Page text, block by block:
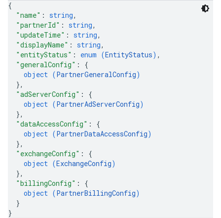
{
"name" : string,
"partnerId" : string,
"updateTime" : string,
"displayName" : string,
"entityStatus" : enum (EntityStatus) ,
"generalConfig" : {
object (PartnerGeneralConfig)
},
"adServerConfig" : {
object (PartnerAdServerConfig)
},
"dataAccessConfig" : {
object (PartnerDataAccessConfig)
},
"exchangeConfig" : {
object (ExchangeConfig)
},
"billingConfig" : {
object (PartnerBillingConfig)
}
}